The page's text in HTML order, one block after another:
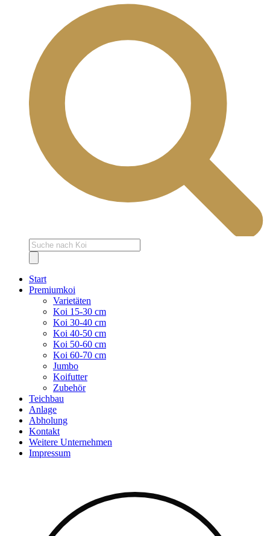
Products
search
Start
Premiumkoi
Varietäten
Koi 15-30 cm
Koi 30-40 cm
Koi 40-50 cm
Koi 50-60 cm
Koi 60-70 cm
Jumbo
Koifutter
Zubehör
Teichbau
Anlage
Abholung
Kontakt
Weitere Unternehmen
Impressum